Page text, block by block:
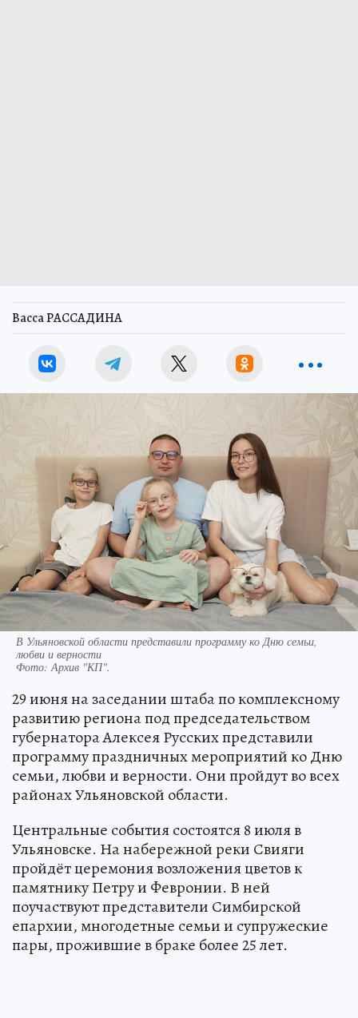
Васса РАССАДИНА
В Ульяновской области представили программу ко Дню семьи,
любви и верности
Фото:Архив "КП".
29 июня на заседании штаба по комплексному
развитию региона под председательством
губернатора Алексея Русских представили
программу праздничных мероприятий ко Дню
семьи, любви и верности. Они пройдут во всех
районах Ульяновской области.
Центральные события состоятся 8 июля в
Ульяновске. На набережной реки Свияги
пройдёт церемония возложения цветов к
памятнику Петру и Февронии. В ней
поучаствуют представители Симбирской
епархии, многодетные семьи и супружеские
пары, прожившие в браке более 25 лет.